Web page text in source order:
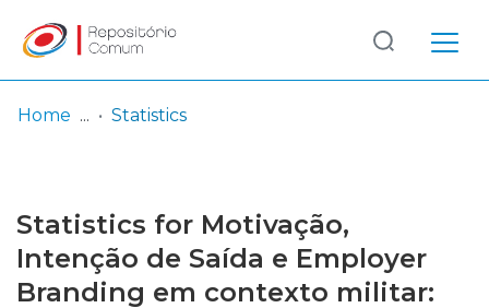
Browse repository
Entities
Log
In
(current)
Home Statistics
Statistics for Motivação,
Intenção de Saída e Employer
Branding em contexto militar: